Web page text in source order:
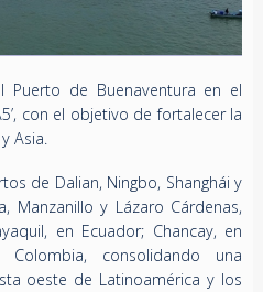
Puerto de Buenaventura en el
con el objetivo de fortalecer la
Asia.
de Dalian, Ningbo, Shanghái y
Manzanillo y Lázaro Cárdenas,
en Ecuador; Chancay, en
consolidando una
oeste de Latinoamérica y los